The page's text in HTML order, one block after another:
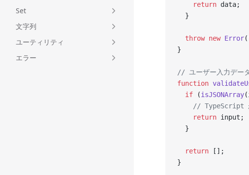
Set
文字列
ユーティリティ
エラー
    return
data;
  }
  throw
new Error(
}
// ユーザー入力デー
function
  if
(isJSONArray
// TypeScript
    return
input;
  }
  return
[];
}